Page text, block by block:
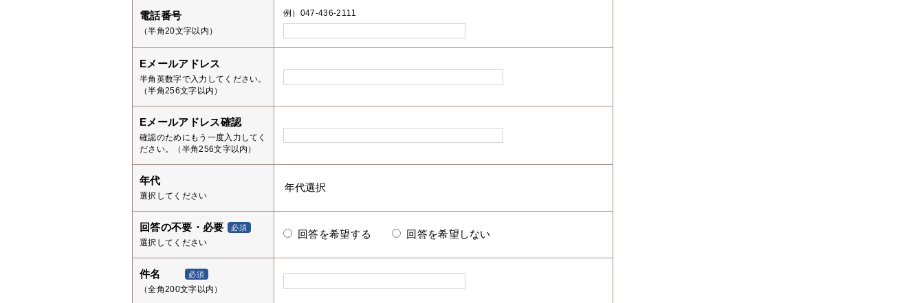
電話番号
（半角20文字以内）
例）047-436-2111
Eメールアドレス
半角英数字で入力してください。
（半角256文字以内）
Eメールアドレス確認
確認のためにもう一度入力してく
ださい。（半角256文字以内）
年代
選択してください
回答の不要・必要 必須
選択してください
回答を希望する 回答を希望しない
件名 必須
（全角200文字以内）